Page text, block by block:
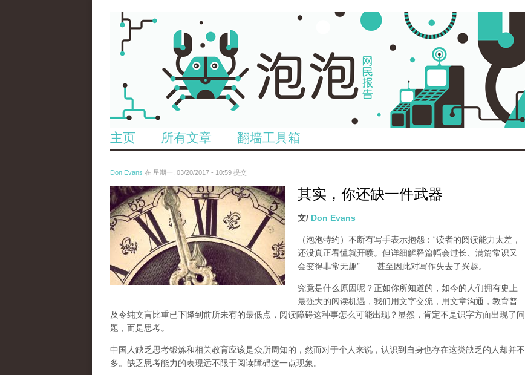
主页 所有文章 翻墙工具箱
Don Evans 在 星期一, 03/20/2017 - 10:59 提交
tou_.jpg 其实，你还缺一件武器
文/ Don Evans
（泡泡特约） 不断有写手表示抱怨：“读者的阅读能力太差，
还没真正看懂就开喷。但详细解释篇幅会过长、满篇常识又
会变得非常无趣”……甚至因此对写作失去了兴趣。
究竟是什么原因呢？正如你所知道的，如今的人们拥有史上
最强大的阅读机遇，我们用文字交流，用文章沟通，教育普
及令纯文盲比重已下降到前所未有的最低点，阅读障碍这种事怎么可能出现？显然，肯定不是识字方面出现了问
题，而是思考。
中国人缺乏思考锻炼和相关教育应该是众所周知的，然而对于个人来说，认识到自身也存在这类缺乏的人却并不
多。 缺乏思考能力的表现远不限于阅读障碍这一点现象。